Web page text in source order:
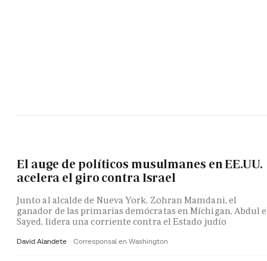
El auge de políticos musulmanes en EE.UU.
acelera el giro contra Israel
Junto al alcalde de Nueva York, Zohran Mamdani, el
ganador de las primarias demócratas en Míchigan, Abdul
Sayed, lidera una corriente contra el Estado judío
David Alandete Corresponsal en Washington